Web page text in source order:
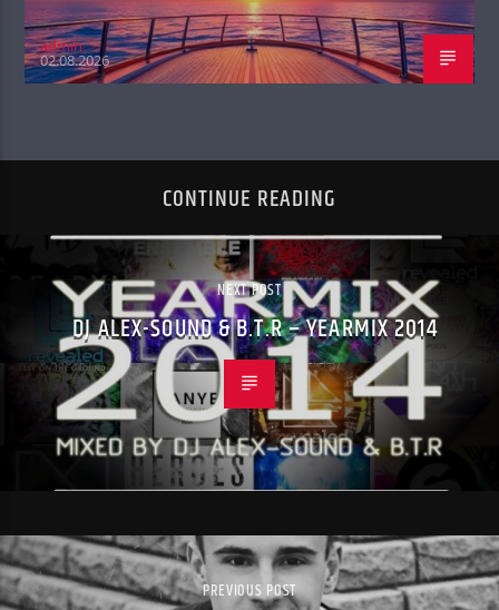
admin
02.08.2026
CONTINUE READING
NEXT POST
DJ ALEX-SOUND & B.T.R – YEARMIX 2014
PREVIOUS POST